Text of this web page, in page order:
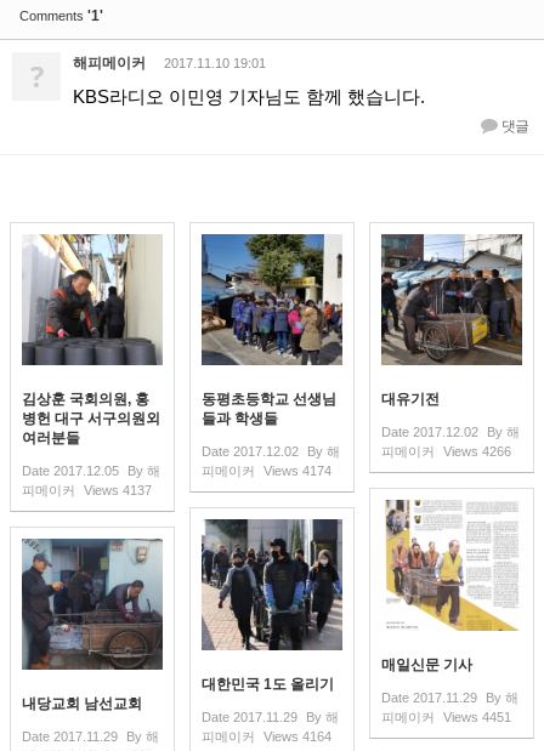
Comments '1'
? 해피메이커 2017.11.10 19:01
KBS라디오 이민영 기자님도 함께 했습니다.
댓글
김상훈 국회의원, 홍
병헌 대구 서구의원외
여러분들
Date 2017.12.05 By 해
피메이커
Views 4137
동평초등학교 선생님
들과 학생들
Date 2017.12.02 By 해
피메이커
Views 4174
대유기전
Date 2017.12.02 By 해
피메이커
Views 4266
매일신문 기사
Date 2017.11.29 By 해
피메이커
Views 4451
대한민국 1도 올리기
Date 2017.11.29 By 해
피메이커
Views 4164
내당교회 남선교회
Date 2017.11.29 By 해